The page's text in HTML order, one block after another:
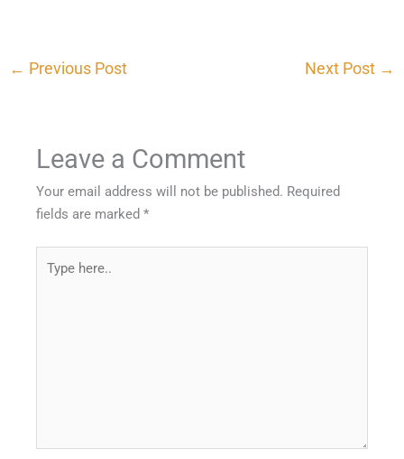
← Previous Post Next Post →
Leave a Comment
Your email address will not be published. Required
fields are marked*
here..